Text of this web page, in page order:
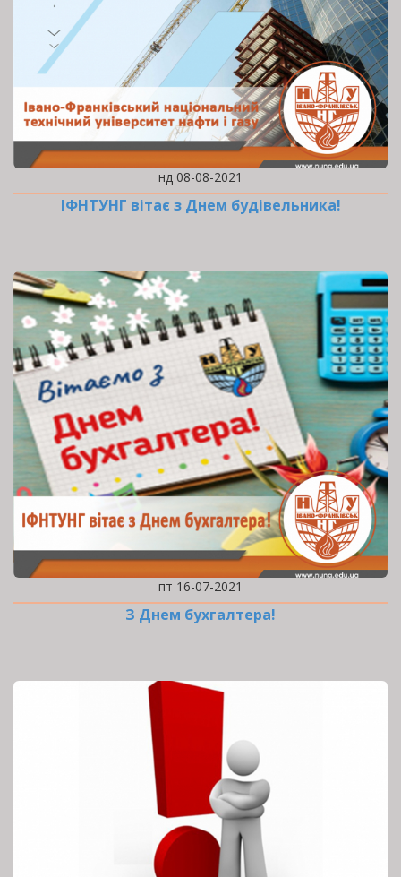
нд 08-08-2021
ІФНТУНГ вітає з Днем будівельника!
пт 16-07-2021
З Днем бухгалтера!